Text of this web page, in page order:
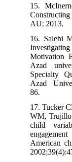
15.
AU; 2013.
16.
Azad
Specialty
Azad
86.
17. Tucker
WM,
child
American